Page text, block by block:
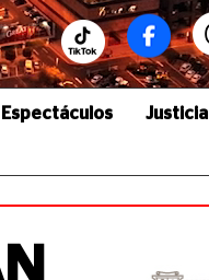
Espectáculos Justicia